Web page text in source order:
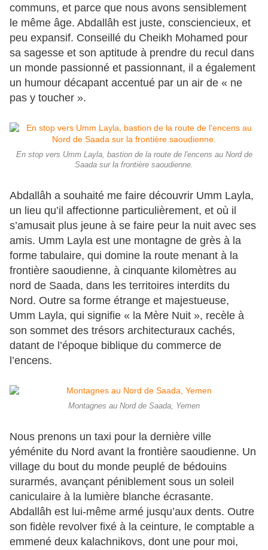
communs, et parce que nous avons sensiblement
le même âge. Abdallâh est juste, consciencieux, et
peu expansif. Conseillé du Cheikh Mohamed pour
sa sagesse et son aptitude à prendre du recul dans
un monde passionné et passionnant, il a également
un humour décapant accentué par un air de « ne
pas y toucher ».
En stop vers Umm Layla, bastion de la route de l'encens au Nord de
Saada sur la frontière saoudienne.
Abdallâh a souhaité me faire découvrir Umm Layla,
un lieu qu’il affectionne particulièrement, et où il
s’amusait plus jeune à se faire peur la nuit avec ses
amis. Umm Layla est une montagne de grès à la
forme tabulaire, qui domine la route menant à la
frontière saoudienne, à cinquante kilomètres au
nord de Saada, dans les territoires interdits du
Nord. Outre sa forme étrange et majestueuse,
Umm Layla, qui signifie « la Mère Nuit », recèle à
son sommet des trésors architecturaux cachés,
datant de l’époque biblique du commerce de
l’encens.
Montagnes au Nord de Saada, Yemen
Nous prenons un taxi pour la dernière ville
yéménite du Nord avant la frontière saoudienne. Un
village du bout du monde peuplé de bédouins
surarmés, avançant péniblement sous un soleil
caniculaire à la lumière blanche écrasante.
Abdallâh est lui-même armé jusqu’aux dents. Outre
son fidèle revolver fixé à la ceinture, le comptable a
emmené deux kalachnikovs, dont une pour moi,